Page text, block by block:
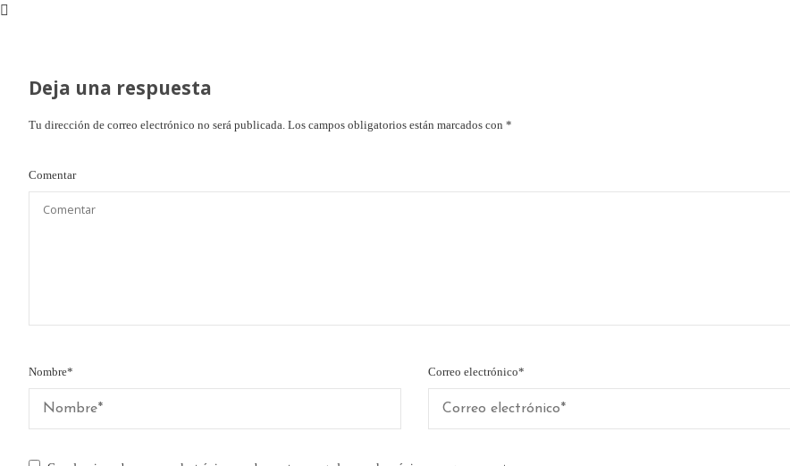
Deja una respuesta
Tu dirección de correo electrónico no será publicada. Los campos obligatorios están marcados con *
Comentar
Nombre* Correo electrónico*